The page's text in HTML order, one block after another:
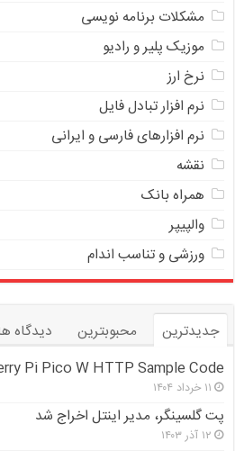
مشکلات برنامه نویسی
موزیک پلیر و رادیو
نرخ ارز
ﻧﺮﻡ ﺍﻓﺰﺍﺭ ﺗﺒﺎﺩﻝ ﻓﺎﻳﻞ
نرم افزارهای فارسی و ایرانی
نقشه
همراه بانک
والپیپر
ورزشی و تناسب اندام
جدیدترین محبوبترین دیدگاه
Pi Pico W HTTP Sample Code
۱۱ خرداد ۱۴۰۴
پت گلسینگر، مدیر اینتل اخراج شد
۱۲ آذر ۱۴۰۳